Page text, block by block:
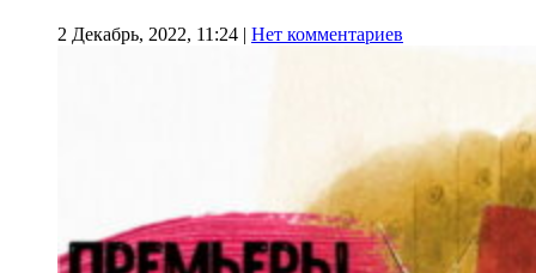
2 Декабрь, 2022, 11:24 | Нет комментариев